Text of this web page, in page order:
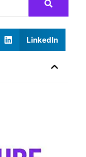
LinkedIn